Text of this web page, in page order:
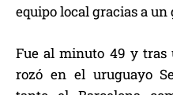
equipo local gracias a
Fue al minuto 49 y tras
rozó en el uruguayo